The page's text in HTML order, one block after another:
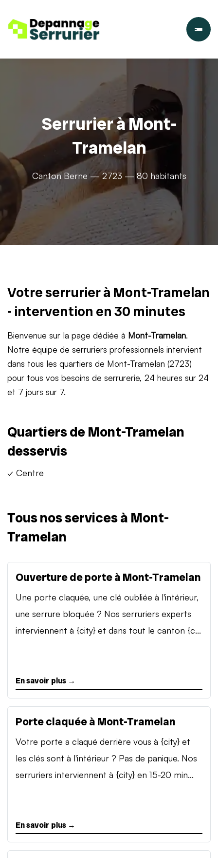
Serrurier à Mont-
Tramelan
Canton Berne — 2723 — 80 habitants
Votre serrurier à Mont-Tramelan
- intervention en 30 minutes
Bienvenue sur la page dédiée à Mont-Tramelan.
Notre équipe de serruriers professionnels intervient
dans tous les quartiers de Mont-Tramelan (2723)
pour tous vos besoins de serrurerie, 24 heures sur 24
et 7 jours sur 7.
Quartiers de Mont-Tramelan
desservis
✓ Centre
Tous nos services à Mont-
Tramelan
Ouverture de porte à Mont-Tramelan
Une porte claquée, une clé oubliée à l'intérieur,
une serrure bloquée ? Nos serruriers experts
interviennent à {city} et dans tout le canton {c...
En savoir plus →
Porte claquée à Mont-Tramelan
Votre porte a claqué derrière vous à {city} et
les clés sont à l'intérieur ? Pas de panique. Nos
serruriers interviennent à {city} en 15-20 min...
En savoir plus →